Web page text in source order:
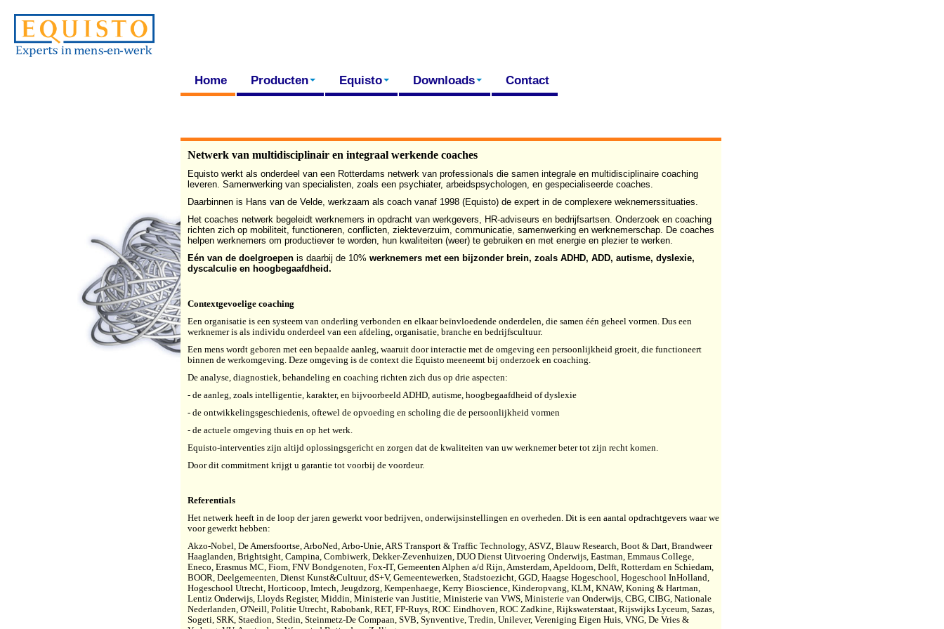
Home Producten Equisto Downloads Contact
Netwerk van multidisciplinair en integraal werkende coaches
Equisto werkt als onderdeel van een Rotterdams netwerk van professionals die samen integrale en multidisciplinaire coaching
leveren. Samenwerking van specialisten, zoals een psychiater, arbeidspsychologen, en gespecialiseerde coaches.
Daarbinnen is Hans van de Velde, werkzaam als coach vanaf 1998 (Equisto) de expert in de complexere weknemerssituaties.
Het coaches netwerk begeleidt werknemers in opdracht van werkgevers, HR-adviseurs en bedrijfsartsen. Onderzoek en coaching
richten zich op mobiliteit, functioneren, conflicten, ziekteverzuim, communicatie, samenwerking en werknemerschap. De coaches
helpen werknemers om productiever te worden, hun kwaliteiten (weer) te gebruiken en met energie en plezier te werken.
Eén van de doelgroepen is daarbij de 10% werknemers met een bijzonder brein, zoals ADHD, ADD, autisme, dyslexie,
dyscalculie en hoogbegaafdheid.
Contextgevoelige coaching
Een organisatie is een systeem van onderling verbonden en elkaar beïnvloedende onderdelen, die samen één geheel vormen. Dus een
werknemer is als individu onderdeel van een afdeling, organisatie, branche en bedrijfscultuur.
Een mens wordt geboren met een bepaalde aanleg, waaruit door interactie met de omgeving een persoonlijkheid groeit, die functioneert
binnen de werkomgeving. Deze omgeving is de context die Equisto meeneemt bij onderzoek en coaching.
De analyse, diagnostiek, behandeling en coaching richten zich dus op drie aspecten:
- de aanleg, zoals intelligentie, karakter, en bijvoorbeeld ADHD, autisme, hoogbegaafdheid of dyslexie
- de ontwikkelingsgeschiedenis, oftewel de opvoeding en scholing die de persoonlijkheid vormen
- de actuele omgeving thuis en op het werk.
Equisto-interventies zijn altijd oplossingsgericht en zorgen dat de kwaliteiten van uw werknemer beter tot zijn recht komen.
Door dit commitment krijgt u garantie tot voorbij de voordeur.
Referentials
Het netwerk heeft in de loop der jaren gewerkt voor bedrijven, onderwijsinstellingen en overheden. Dit is een aantal opdrachtgevers waar we
voor gewerkt hebben:
Akzo-Nobel, De Amersfoortse, ArboNed, Arbo-Unie, ARS Transport & Traffic Technology, ASVZ, Blauw Research, Boot & Dart, Brandweer
Haaglanden, Brightsight, Campina, Combiwerk, Dekker-Zevenhuizen, DUO Dienst Uitvoering Onderwijs, Eastman, Emmaus College,
Eneco, Erasmus MC, Fiom, FNV Bondgenoten, Fox-IT, Gemeenten Alphen a/d Rijn, Amsterdam, Apeldoorn, Delft, Rotterdam en Schiedam,
BOOR, Deelgemeenten, Dienst Kunst&Cultuur, dS+V, Gemeentewerken, Stadstoezicht, GGD, Haagse Hogeschool, Hogeschool InHolland,
Hogeschool Utrecht, Horticoop, Imtech, Jeugdzorg, Kempenhaege, Kerry Bioscience, Kinderopvang, KLM, KNAW, Koning & Hartman,
Lentiz Onderwijs, Lloyds Register, Middin, Ministerie van Justitie, Ministerie van VWS, Ministerie van Onderwijs, CBG, CIBG, Nationale
Nederlanden, O'Neill, Politie Utrecht, Rabobank, RET, FP-Ruys, ROC Eindhoven, ROC Zadkine, Rijkswaterstaat, Rijswijks Lyceum, Sazas,
Sogeti, SRK, Staedion, Stedin, Steinmetz-De Compaan, SVB, Synventive, Tredin, Unilever, Vereniging Eigen Huis, VNG, De Vries &